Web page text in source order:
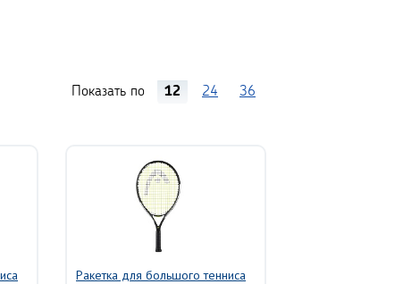
Показать по 12 24 36
Ракетка для большого тенниса